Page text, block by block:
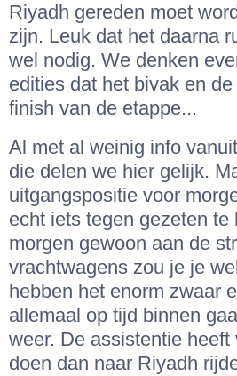
Riyadh gereden moet
zijn. Leuk dat het daarna
wel nodig. We denken
edities dat het bivak en
finish van de etappe...
Al met al weinig info
die delen we hier gelijk.
uitgangspositie voor
echt iets tegen gezeten
morgen gewoon aan de
vrachtwagens zou je je
hebben het enorm zwaar
allemaal op tijd binnen
weer. De assistentie
doen dan naar Riyadh